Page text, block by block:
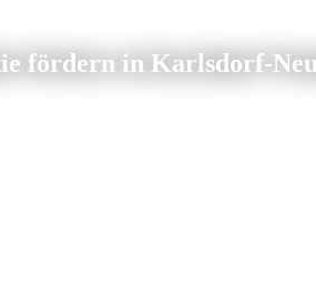
fördern in Karlsdorf-